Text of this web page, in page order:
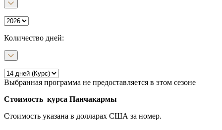
Количество дней:
Выбранная программа не предоставляется в этом сезоне
Стоимость курса Панчакармы
Стоимость указана в долларах США за номер.